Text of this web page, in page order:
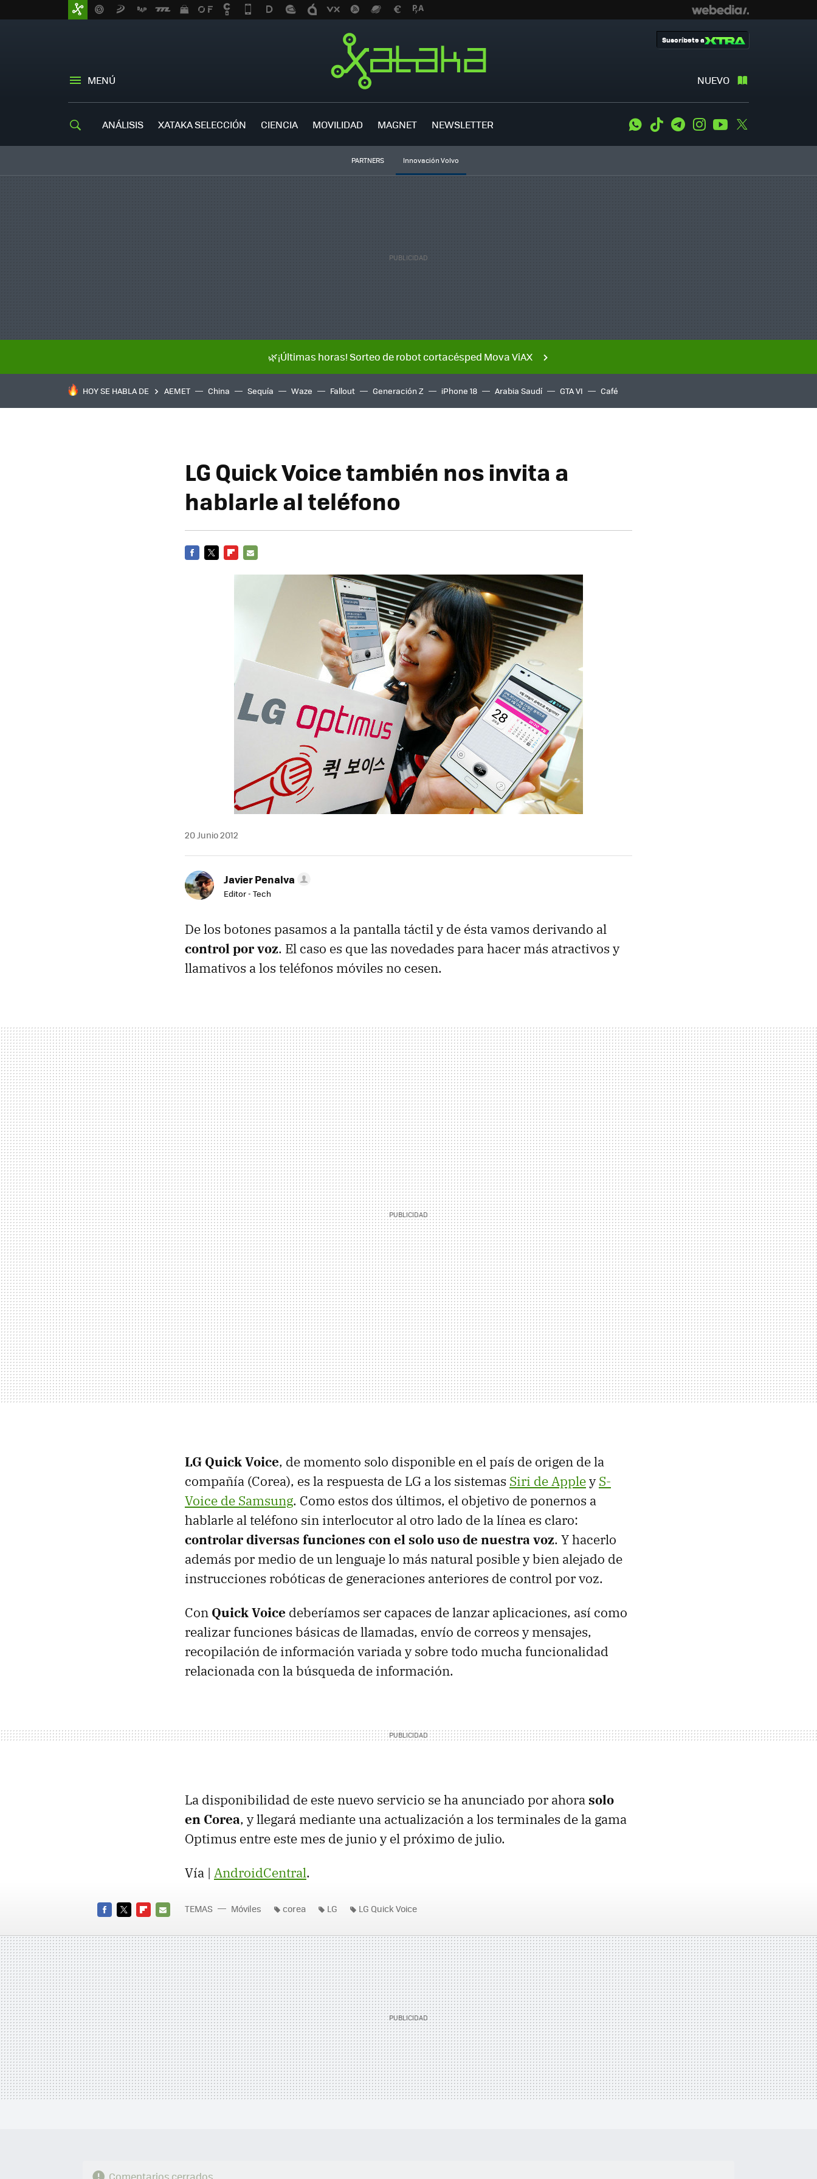
MENÚ NUEVO
Suscríbete a
ANÁLISIS XATAKA SELECCIÓN CIENCIA MOVILIDAD MAGNET NEWSLETTER WhatsApp
Tiktok TelegramInstagramYoutube
PARTNERS Innovación Volvo
🌿¡Últimas horas! Sorteo de robot cortacésped Mova ViAX
HOY SE HABLA DE AEMET China Sequía Waze Fallout Generación Z iPhone 18 Arabia Saudí GTA VI Café
LG Quick Voice también nos invita a
hablarle al teléfono
20 Junio 2012
Javier Penalva
Editor - Tech
De los botones pasamos a la pantalla táctil y de ésta vamos derivando al
control por voz. El caso es que las novedades para hacer más atractivos y
llamativos a los teléfonos móviles no cesen.
LG Quick Voice, de momento solo disponible en el país de origen de la
compañía (Corea), es la respuesta de LG a los sistemas Siri de AppleyS-
Voice de Samsung. Como estos dos últimos, el objetivo de ponernos a
hablarle al teléfono sin interlocutor al otro lado de la línea es claro:
controlar diversas funciones con el solo uso de nuestra voz. Y hacerlo
además por medio de un lenguaje lo más natural posible y bien alejado de
instrucciones robóticas de generaciones anteriores de control por voz.
Con Quick Voice deberíamos ser capaces de lanzar aplicaciones, así como
realizar funciones básicas de llamadas, envío de correos y mensajes,
recopilación de información variada y sobre todo mucha funcionalidad
relacionada con la búsqueda de información.
La disponibilidad de este nuevo servicio se ha anunciado por ahorasolo
en Corea, y llegará mediante una actualización a los terminales de la gama
Optimus entre este mes de junio y el próximo de julio.
Vía | AndroidCentral.
MAIL
TEMAS Móviles corea LG LG Quick Voice